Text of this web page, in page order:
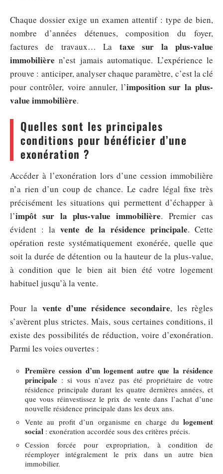
Chaque dossier exige un examen attentif : type de bien,
nombre d’années détenues, composition du foyer,
factures de travaux… La taxe sur la plus-value
immobilière n’est jamais automatique. L’expérience le
prouve : anticiper, analyser chaque paramètre, c’est la clé
pour contrôler, voire annuler, l’imposition sur la plus-
value immobilière.
Quelles sont les principales
conditions pour bénéficier d’une
exonération ?
Accéder à l’exonération lors d’une cession immobilière
n’a rien d’un coup de chance. Le cadre légal fixe très
précisément les situations qui permettent d’échapper à
l’impôt sur la plus-value immobilière. Premier cas
évident : lavente de la résidence principale. Cette
opération reste systématiquement exonérée, quelle que
soit la durée de détention ou la hauteur de la plus-value,
à condition que le bien ait bien été votre logement
habituel jusqu’à la vente.
Pour la vente d’une résidence secondaire, les règles
s’avèrent plus strictes. Mais, sous certaines conditions, il
existe des possibilités de réduction, voire d’exonération.
Parmi les voies ouvertes :
Première cession d’un logement autre que la résidence
principale : si vous n’avez pas été propriétaire de votre
résidence principale durant les quatre dernières années, et
que vous réinvestissez le prix de vente dans l’achat d’une
nouvelle résidence principale dans les deux ans.
Vente au profit d’un organisme en charge du logement
social : exonération accordée sous des critères précis.
Cession forcée pour expropriation, à condition de
réemployer intégralement le prix dans un autre bien
immobilier.